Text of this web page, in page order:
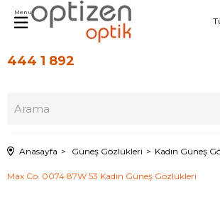
444 1 892
Menu
Anasayfa Güneş Gözlükleri Kadın Güneş
Max Co. 0074 87W 53 Kadın Güneş Gözlükleri